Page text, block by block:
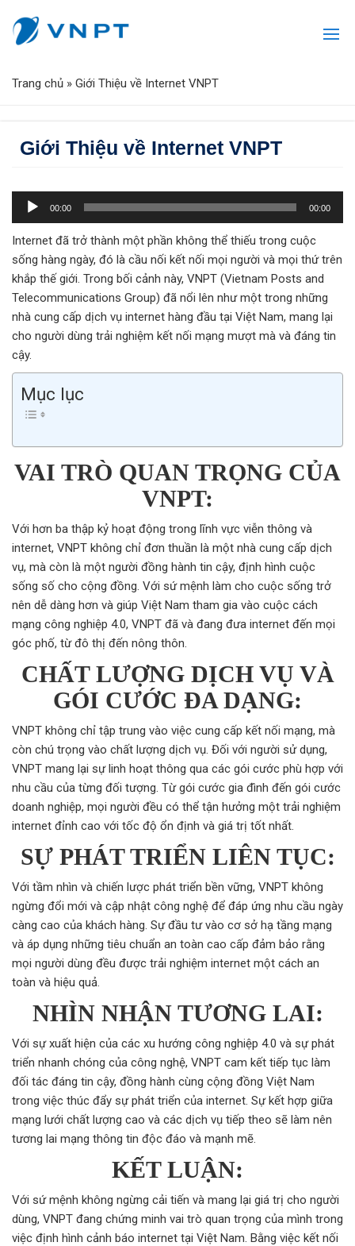
Trang chủ » Giới Thiệu về Internet VNPT
Giới Thiệu về Internet VNPT
Trình
phát
thanh
00:00 00:00
Internet đã trở thành một phần không thể thiếu trong cuộc
sống hàng ngày, đó là cầu nối kết nối mọi người và mọi thứ trên
khắp thế giới. Trong bối cảnh này, VNPT (Vietnam Posts and
Telecommunications Group) đã nổi lên như một trong những
nhà cung cấp dịch vụ internet hàng đầu tại Việt Nam, mang lại
cho người dùng trải nghiệm kết nối mạng mượt mà và đáng tin
cậy.
Mục lục
VAI TRÒ QUAN TRỌNG CỦA
VNPT:
Với hơn ba thập kỷ hoạt động trong lĩnh vực viễn thông và
internet, VNPT không chỉ đơn thuần là một nhà cung cấp dịch
vụ, mà còn là một người đồng hành tin cậy, định hình cuộc
sống số cho cộng đồng. Với sứ mệnh làm cho cuộc sống trở
nên dễ dàng hơn và giúp Việt Nam tham gia vào cuộc cách
mạng công nghiệp 4.0, VNPT đã và đang đưa internet đến mọi
góc phố, từ đô thị đến nông thôn.
CHẤT LƯỢNG DỊCH VỤ VÀ
GÓI CƯỚC ĐA DẠNG:
VNPT không chỉ tập trung vào việc cung cấp kết nối mạng, mà
còn chú trọng vào chất lượng dịch vụ. Đối với người sử dụng,
VNPT mang lại sự linh hoạt thông qua các gói cước phù hợp với
nhu cầu của từng đối tượng. Từ gói cước gia đình đến gói cước
doanh nghiệp, mọi người đều có thể tận hưởng một trải nghiệm
internet đỉnh cao với tốc độ ổn định và giá trị tốt nhất.
SỰ PHÁT TRIỂN LIÊN TỤC:
Với tầm nhìn và chiến lược phát triển bền vững, VNPT không
ngừng đổi mới và cập nhật công nghệ để đáp ứng nhu cầu ngày
càng cao của khách hàng. Sự đầu tư vào cơ sở hạ tầng mạng
và áp dụng những tiêu chuẩn an toàn cao cấp đảm bảo rằng
mọi người dùng đều được trải nghiệm internet một cách an
toàn và hiệu quả.
NHÌN NHẬN TƯƠNG LAI:
Với sự xuất hiện của các xu hướng công nghiệp 4.0 và sự phát
triển nhanh chóng của công nghệ, VNPT cam kết tiếp tục làm
đối tác đáng tin cậy, đồng hành cùng cộng đồng Việt Nam
trong việc thúc đẩy sự phát triển của internet. Sự kết hợp giữa
mạng lưới chất lượng cao và các dịch vụ tiếp theo sẽ làm nên
tương lai mạng thông tin độc đáo và mạnh mẽ.
KẾT LUẬN:
Với sứ mệnh không ngừng cải tiến và mang lại giá trị cho người
dùng, VNPT đang chứng minh vai trò quan trọng của mình trong
việc định hình cảnh báo internet tại Việt Nam. Bằng việc kết nối